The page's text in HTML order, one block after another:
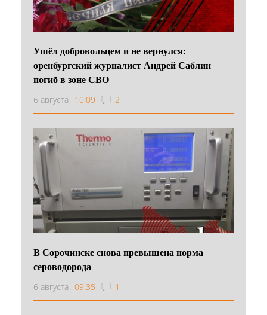
Ушёл добровольцем и не вернулся:
оренбургский журналист Андрей Саблин
погиб в зоне СВО
6 августа 10:09 2
В Сорочинске снова превышена норма
сероводорода
6 августа 09:35 1